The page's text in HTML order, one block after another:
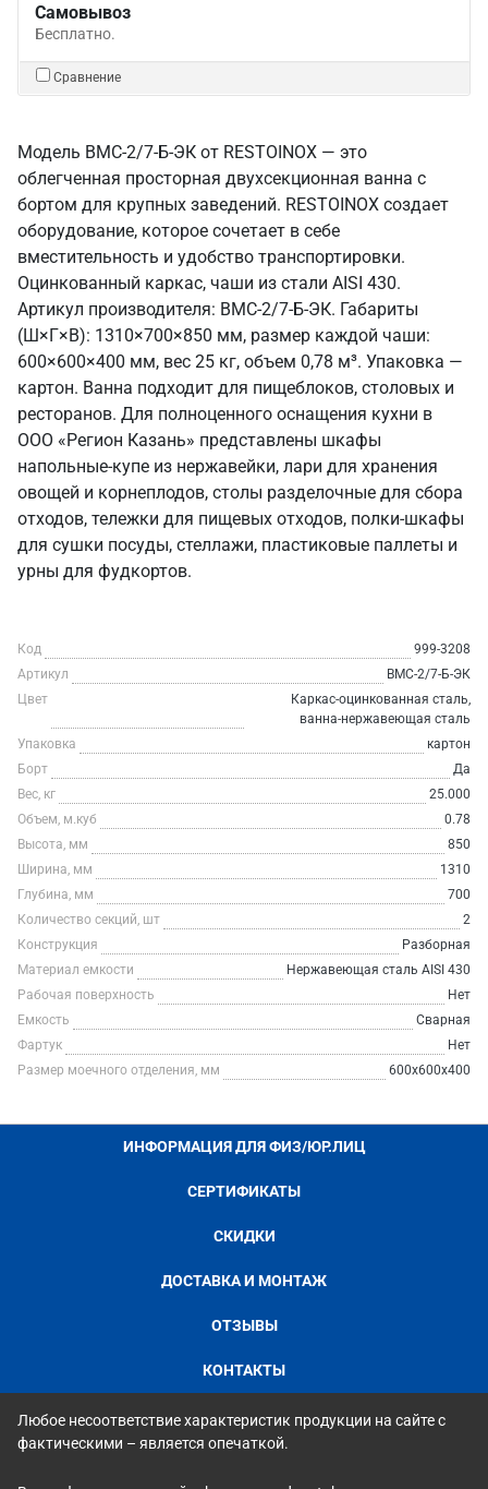
Самовывоз
Бесплатно.
Сравнение
Модель ВМС-2/7-Б-ЭК от RESTOINOX — это
облегченная просторная двухсекционная ванна с
бортом для крупных заведений. RESTOINOX создает
оборудование, которое сочетает в себе
вместительность и удобство транспортировки.
Оцинкованный каркас, чаши из стали AISI 430.
Артикул производителя: ВМС-2/7-Б-ЭК. Габариты
(Ш×Г×В): 1310×700×850 мм, размер каждой чаши:
600×600×400 мм, вес 25 кг, объем 0,78 м³. Упаковка —
картон. Ванна подходит для пищеблоков, столовых и
ресторанов. Для полноценного оснащения кухни в
ООО «Регион Казань» представлены шкафы
напольные-купе из нержавейки, лари для хранения
овощей и корнеплодов, столы разделочные для сбора
отходов, тележки для пищевых отходов, полки-шкафы
для сушки посуды, стеллажи, пластиковые паллеты и
урны для фудкортов.
Код
999-3208
Артикул
ВМС-2/7-Б-ЭК
Цвет
Каркас-оцинкованная сталь,
ванна-нержавеющая сталь
Упаковка
картон
Борт
Да
Вес, кг
25.000
Объем, м.куб
0.78
Высота, мм
850
Ширина, мм
1310
Глубина, мм
700
Количество секций, шт
2
Конструкция
Разборная
Материал емкости
Нержавеющая сталь AISI 430
Рабочая поверхность
Нет
Емкость
Сварная
Фартук
Нет
Размер моечного отделения, мм
600х600х400
ИНФОРМАЦИЯ ДЛЯ ФИЗ/ЮР.ЛИЦ
СЕРТИФИКАТЫ
СКИДКИ
ДОСТАВКА И МОНТАЖ
ОТЗЫВЫ
КОНТАКТЫ
Любое несоответствие характеристик продукции на сайте с
фактическими – является опечаткой.